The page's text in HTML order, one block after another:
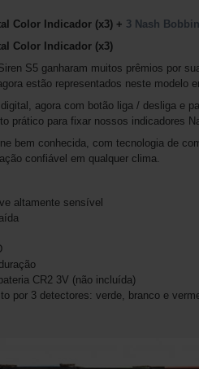
Color Indicador (x3) + 3 Nash
Color Indicador (x3)
S5 ganharam muitos prêmios por
estão representados neste modelo
agora com botão liga / desliga e
prático para fixar nossos indicadores
bem conhecida, com tecnologia de
confiável em qualquer clima.
altamente sensível
CR2 3V (não incluída)
por 3 detectores: verde, branco e